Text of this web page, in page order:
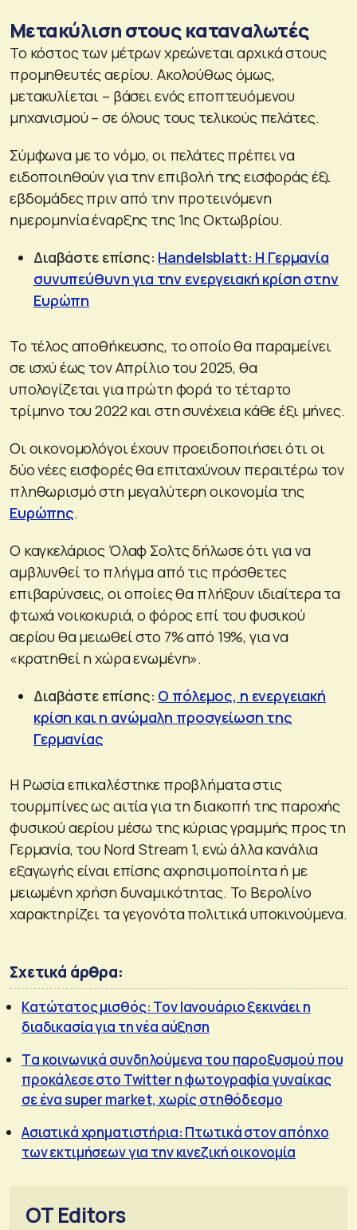
Μετακύλιση στους καταναλωτές
Το κόστος των μέτρων χρεώνεται αρχικά στους
προμηθευτές αερίου. Ακολούθως όμως,
μετακυλίεται – βάσει ενός εποπτευόμενου
μηχανισμού – σε όλους τους τελικούς πελάτες.
Σύμφωνα με το νόμο, οι πελάτες πρέπει να
ειδοποιηθούν για την επιβολή της εισφοράς έξι
εβδομάδες πριν από την προτεινόμενη
ημερομηνία έναρξης της 1ης Οκτωβρίου.
Διαβάστε επίσης: Handelsblatt: Η Γερμανία
συνυπεύθυνη για την ενεργειακή κρίση στην
Ευρώπη
Το τέλος αποθήκευσης, το οποίο θα παραμείνει
σε ισχύ έως τον Απρίλιο του 2025, θα
υπολογίζεται για πρώτη φορά το τέταρτο
τρίμηνο του 2022 και στη συνέχεια κάθε έξι μήνες.
Οι οικονομολόγοι έχουν προειδοποιήσει ότι οι
δύο νέες εισφορές θα επιταχύνουν περαιτέρω τον
πληθωρισμό στη μεγαλύτερη οικονομία της
Ευρώπης.
Ο καγκελάριος Όλαφ Σολτς δήλωσε ότι για να
αμβλυνθεί το πλήγμα από τις πρόσθετες
επιβαρύνσεις, οι οποίες θα πλήξουν ιδιαίτερα τα
φτωχά νοικοκυριά, ο φόρος επί του φυσικού
αερίου θα μειωθεί στο 7% από 19%, για να
«κρατηθεί η χώρα ενωμένη».
Διαβάστε επίσης: Ο πόλεμος, η ενεργειακή
κρίση και η ανώμαλη προσγείωση της
Γερμανίας
Η Ρωσία επικαλέστηκε προβλήματα στις
τουρμπίνες ως αιτία για τη διακοπή της παροχής
φυσικού αερίου μέσω της κύριας γραμμής προς τη
Γερμανία, του Nord Stream 1, ενώ άλλα κανάλια
εξαγωγής είναι επίσης αχρησιμοποίητα ή με
μειωμένη χρήση δυναμικότητας. Το Βερολίνο
χαρακτηρίζει τα γεγονότα πολιτικά υποκινούμενα.
Σχετικά άρθρα:
Κατώτατος μισθός: Τον Ιανουάριο ξεκινάει η
διαδικασία για τη νέα αύξηση
Tα κοινωνικά συνδηλούμενα του παροξυσμού που
προκάλεσε στο Twitter η φωτογραφία γυναίκας
σε ένα super market, χωρίς στηθόδεσμο
Ασιατικά χρηματιστήρια: Πτωτικά στον απόηχο
των εκτιμήσεων για την κινεζική οικονομία
OT Editors